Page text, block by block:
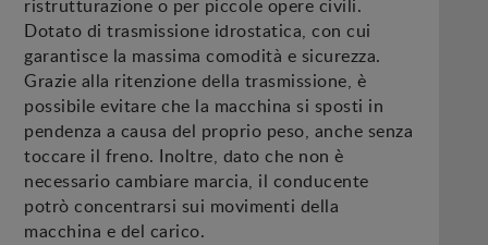
ristrutturazione o per piccole opere civili.
Dotato di trasmissione idrostatica, con cui
garantisce la massima comodità e sicurezza.
Grazie alla ritenzione della trasmissione, è
possibile evitare che la macchina si sposti in
pendenza a causa del proprio peso, anche senza
toccare il freno. Inoltre, dato che non è
necessario cambiare marcia, il conducente
potrò concentrarsi sui movimenti della
macchina e del carico.